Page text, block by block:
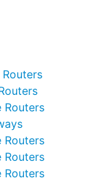
Routers
Routers
Routers
Routers